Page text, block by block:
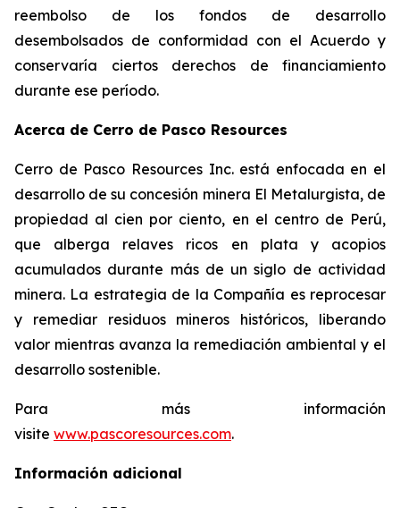
reembolso de los fondos de desarrollo
desembolsados de conformidad con el Acuerdo y
conservaría ciertos derechos de financiamiento
durante ese período.
Acerca de Cerro de Pasco Resources
Cerro de Pasco Resources Inc. está enfocada en el
desarrollo de su concesión minera El Metalurgista, de
propiedad al cien por ciento, en el centro de Perú,
que alberga relaves ricos en plata y acopios
acumulados durante más de un siglo de actividad
minera. La estrategia de la Compañía es reprocesar
y remediar residuos mineros históricos, liberando
valor mientras avanza la remediación ambiental y el
desarrollo sostenible.
Para más información
visite www.pascoresources.com.
Información adicional